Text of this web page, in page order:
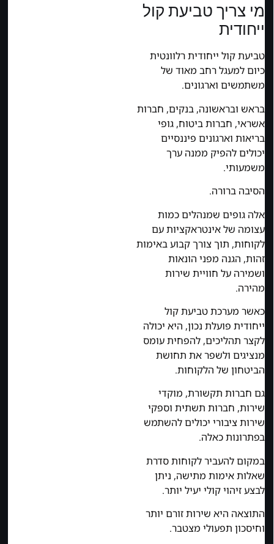
מי צריך טביעת קול
ייחודית
טביעת קול ייחודית רלוונטית
כיום למעגל רחב מאוד של
משתמשים וארגונים.
בראש ובראשונה, בנקים, חברות
אשראי, חברות ביטוח, גופי
בריאות וארגונים פיננסיים
יכולים להפיק ממנה ערך
משמעותי.
הסיבה ברורה.
אלה גופים שמנהלים כמות
עצומה של אינטראקציות עם
לקוחות, תוך צורך קבוע באימות
זהות, הגנה מפני הונאות
ושמירה על חוויית שירות
מהירה.
כאשר מערכת טביעת קול
ייחודית פועלת נכון, היא יכולה
לקצר תהליכים, להפחית עומס
מנציגים ולשפר את תחושת
הביטחון של הלקוחות.
גם חברות תקשורת, מוקדי
שירות, חברות תשתית וספקי
שירות ציבורי יכולים להשתמש
בפתרונות כאלה.
במקום להעביר לקוחות סדרת
שאלות אימות מתישה, ניתן
לבצע זיהוי קולי יעיל יותר.
התוצאה היא שירות זורם יותר
וחיסכון תפעולי מצטבר.